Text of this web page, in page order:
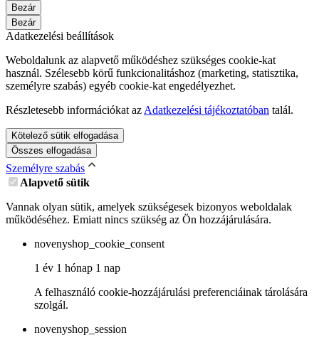
Bezár
Bezár
Adatkezelési beállítások
Weboldalunk az alapvető működéshez szükséges cookie-kat
használ. Szélesebb körű funkcionalitáshoz (marketing, statisztika,
személyre szabás) egyéb cookie-kat engedélyezhet.
Részletesebb információkat az Adatkezelési tájékoztatóban talál.
Kötelező sütik elfogadása
Összes elfogadása
Személyre szabás
Alapvető sütik
Vannak olyan sütik, amelyek szükségesek bizonyos weboldalak
működéséhez. Emiatt nincs szükség az Ön hozzájárulására.
novenyshop_cookie_consent
1 év 1 hónap 1 nap
A felhasználó cookie-hozzájárulási preferenciáinak tárolására
szolgál.
novenyshop_session